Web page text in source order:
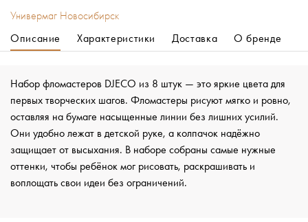
Универмаг Новосибирск
Описание
Характеристики Доставка О бренде
Набор фломастеров DJECO из 8 штук — это яркие цвета для
первых творческих шагов. Фломастеры рисуют мягко и ровно,
оставляя на бумаге насыщенные линии без лишних усилий.
Они удобно лежат в детской руке, а колпачок надёжно
защищает от высыхания. В наборе собраны самые нужные
оттенки, чтобы ребёнок мог рисовать, раскрашивать и
воплощать свои идеи без ограничений.